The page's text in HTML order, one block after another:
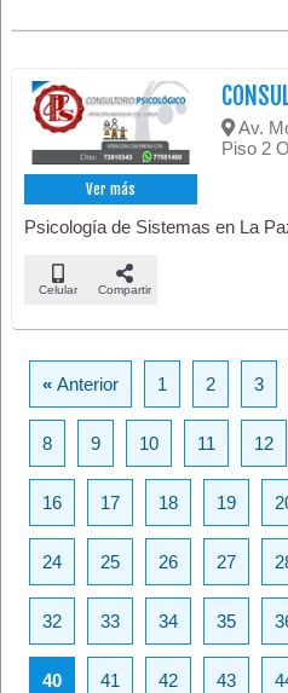
Ver más
Av.
Piso 2
Psicología de Sistemas en La
Celular Compartir
«Anterior 1 2 3
8 9 10 11 12
16 17 18 19
24 25 26 27
32 33 34 35
40 41 42 43